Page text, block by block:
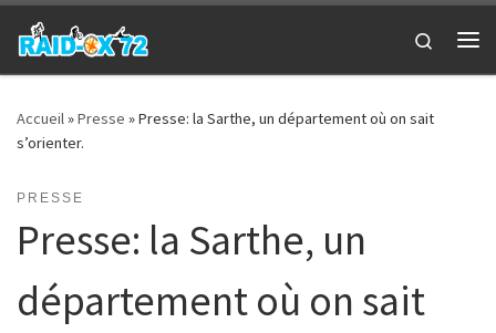
Passer au contenu
Search
Accueil»Presse »Presse: la Sarthe, un département où on sait
s’orienter.
PRESSE
Presse: la Sarthe, un
département où on sait